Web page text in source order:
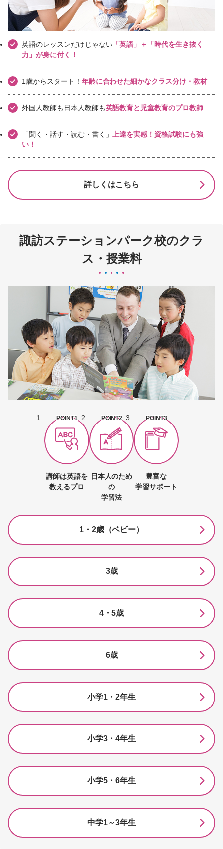
英語のレッスンだけじゃない 「英語」＋「時代を生き抜く
力」が身に付く！
1歳からスタート！ 年齢に合わせた細かなクラス分け・教材
外国人教師も日本人教師も英語教育と児童教育のプロ教師
「聞く・話す・読む・書く」
上達を実感！資格試験にも強
い！
詳しくはこちら
諏訪ステーションパーク校のクラ
ス・授業料
POINT1
講師は英語を
教えるプロ
POINT2
日本人のため
の
学習法
POINT3
豊富な
学習サポート
1・2歳（ベビー）
3歳
4・5歳
6歳
小学1・2年生
小学3・4年生
小学5・6年生
中学1～3年生